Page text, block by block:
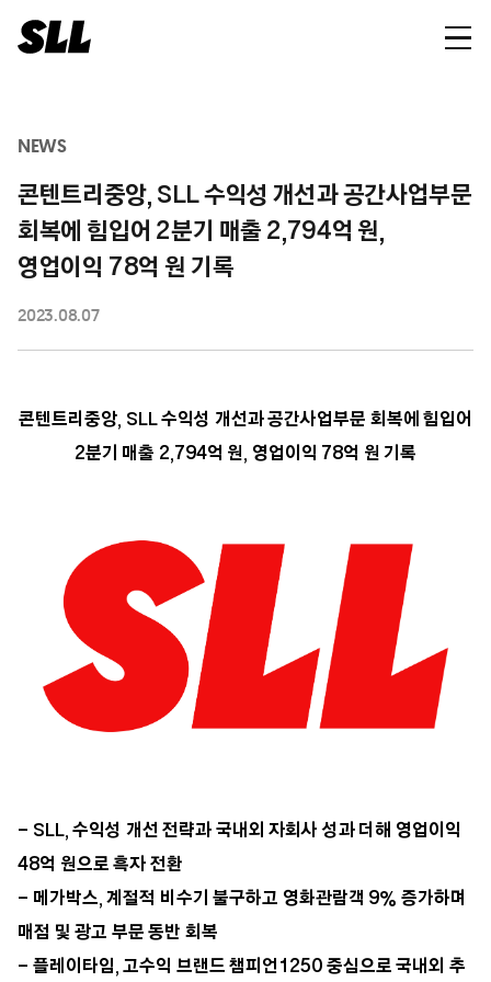
NEWS
콘텐트리중앙, SLL 수익성 개선과 공간사업부문
회복에 힘입어 2분기 매출 2,794억 원,
영업이익 78억 원 기록
2023.08.07
콘텐트리중앙, SLL 수익성 개선과 공간사업부문 회복에 힘입어
2분기 매출 2,794억 원, 영업이익 78억 원 기록
- SLL, 수익성 개선 전략과 국내외 자회사 성과 더해 영업이익
48억 원으로 흑자 전환
- 메가박스, 계절적 비수기 불구하고 영화관람객 9% 증가하며
매점 및 광고 부문 동반 회복
- 플레이타임, 고수익 브랜드 챔피언1250 중심으로 국내외 추